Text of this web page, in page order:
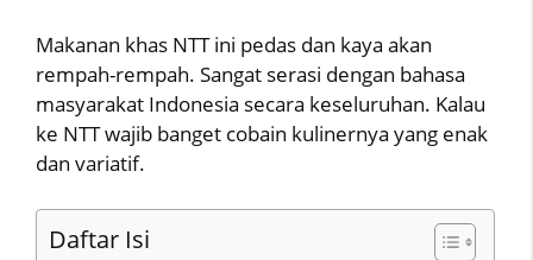
Makanan khas NTT ini pedas dan kaya akan
rempah-rempah. Sangat serasi dengan bahasa
masyarakat Indonesia secara keseluruhan. Kalau
ke NTT wajib banget cobain kulinernya yang enak
dan variatif.
Daftar Isi